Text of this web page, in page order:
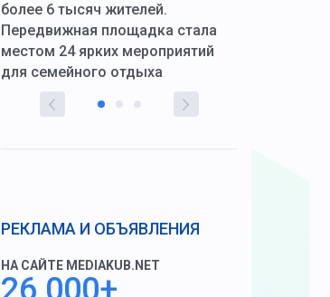
более 6 тысяч жителей.
Передвижная площадка стала
местом 24 ярких мероприятий
для семейного отдыха
РЕКЛАМА И ОБЪЯВЛЕНИЯ
НА САЙТЕ MEDIAKUB.NET